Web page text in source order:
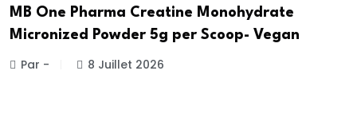
MB One Pharma Creatine Monohydrate
Micronized Powder 5g per Scoop- Vegan
Par - 8 Juillet 2026